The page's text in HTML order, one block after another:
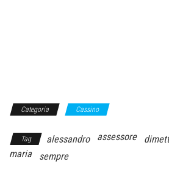
Categoria Cassino
Tag alessandro assessore
maria
sempre